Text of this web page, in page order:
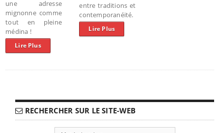
une adresse
mignonne comme
tout en pleine
médina !
Lire Plus
entre traditions et
contemporanéité.
Lire Plus
RECHERCHER SUR LE SITE-WEB